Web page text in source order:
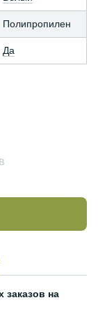
Полипропилен
Да
заказов на